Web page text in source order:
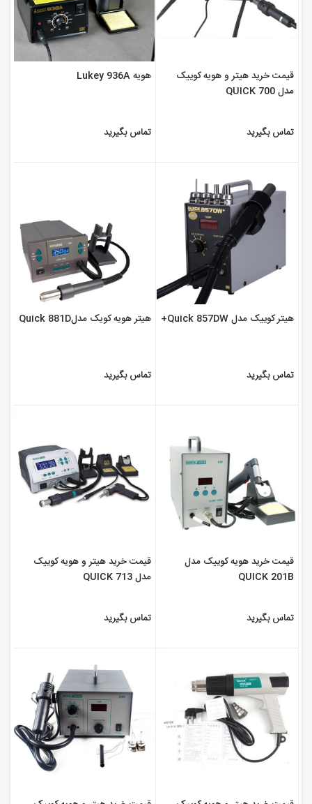
قیمت خرید هیتر و هویه کوییک
مدل QUICK 700
تماس بگیرید
هویه Lukey 936A
تماس بگیرید
هیتر کوییک مدل Quick 857DW+
تماس بگیرید
هیتر هویه کویک مدلQuick 881D
تماس بگیرید
قیمت خرید هویه کوییک مدل
QUICK 201B
تماس بگیرید
قیمت خرید هیتر و هویه کوییک
مدل QUICK 713
تماس بگیرید